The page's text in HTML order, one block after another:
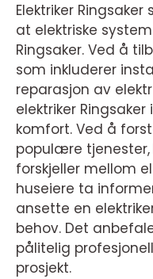
Elektriker
at elektriske
Ringsaker. Ved å
som inkluderer
reparasjon av
elektriker
komfort. Ved å
populære
forskjeller mellom
huseiere ta
ansette en
behov. Det
pålitelig
prosjekt.